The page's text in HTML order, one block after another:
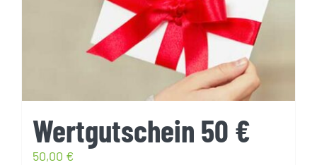
Wertgutschein 50 €
50,00 €